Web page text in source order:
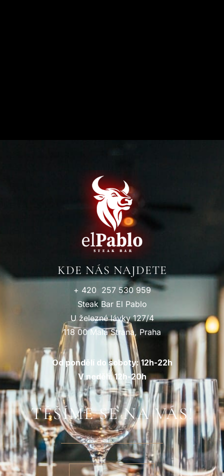
KDE NÁS NAJDETE
+ 420 257 530 959
Steak Bar El Pablo
U železné lávky 127/4
118 00 Malá Strana, Praha
Od pondělí do soboty: 12h-22h
V neděli: 12h-20h
TĚŠÍME SE NA VÁS!